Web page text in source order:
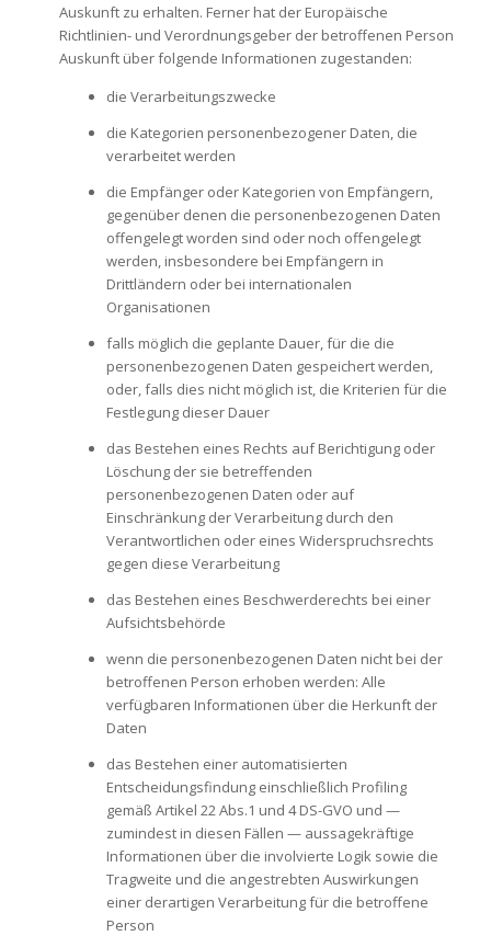
Auskunft zu erhalten. Ferner hat der Europäische
Richtlinien- und Verordnungsgeber der betroffenen Person
Auskunft über folgende Informationen zugestanden:
die Verarbeitungszwecke
die Kategorien personenbezogener Daten, die
verarbeitet werden
die Empfänger oder Kategorien von Empfängern,
gegenüber denen die personenbezogenen Daten
offengelegt worden sind oder noch offengelegt
werden, insbesondere bei Empfängern in
Drittländern oder bei internationalen
Organisationen
falls möglich die geplante Dauer, für die die
personenbezogenen Daten gespeichert werden,
oder, falls dies nicht möglich ist, die Kriterien für die
Festlegung dieser Dauer
das Bestehen eines Rechts auf Berichtigung oder
Löschung der sie betreffenden
personenbezogenen Daten oder auf
Einschränkung der Verarbeitung durch den
Verantwortlichen oder eines Widerspruchsrechts
gegen diese Verarbeitung
das Bestehen eines Beschwerderechts bei einer
Aufsichtsbehörde
wenn die personenbezogenen Daten nicht bei der
betroffenen Person erhoben werden: Alle
verfügbaren Informationen über die Herkunft der
Daten
das Bestehen einer automatisierten
Entscheidungsfindung einschließlich Profiling
gemäß Artikel 22 Abs.1 und 4 DS-GVO und —
zumindest in diesen Fällen — aussagekräftige
Informationen über die involvierte Logik sowie die
Tragweite und die angestrebten Auswirkungen
einer derartigen Verarbeitung für die betroffene
Person